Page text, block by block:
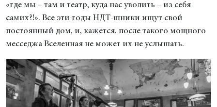
«где мы – там и театр, куда нас уволить – из себя
самих?!». Все эти годы НДТ-шники ищут свой
постоянный дом, и, кажется, после такого мощного
месседжа Вселенная не может их не услышать.